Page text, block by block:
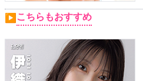
▶こちらもおすすめ